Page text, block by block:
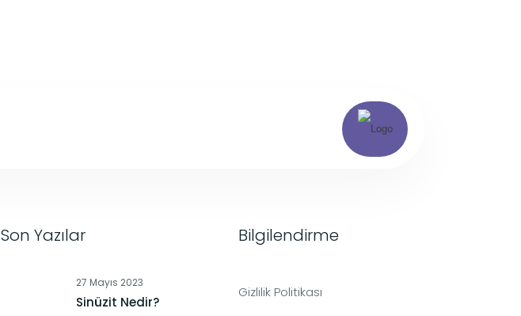
Son Yazılar
27 Mayıs 2023
Sinüzit Nedir?
Bilgilendirme
Gizlilik Politikası